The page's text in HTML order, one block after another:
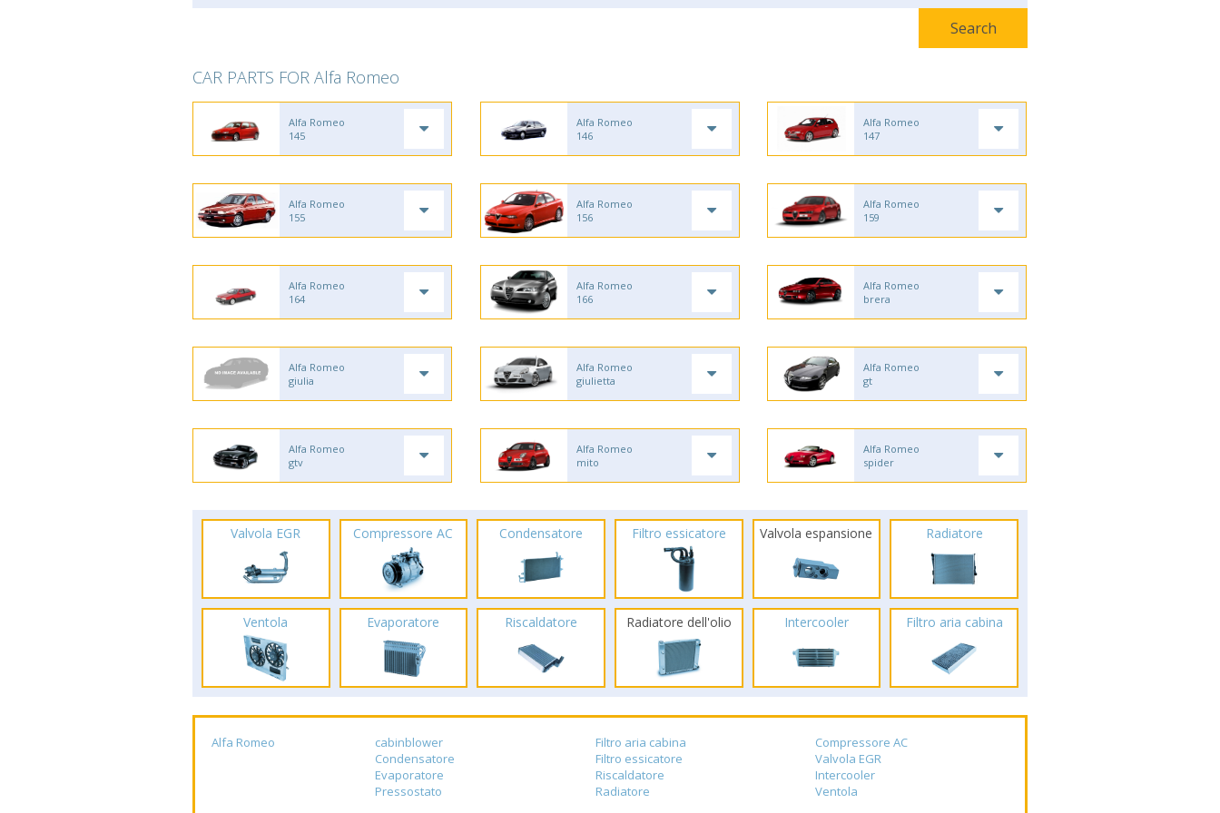
CAR PARTS FOR Alfa Romeo
Alfa Romeo
145
Alfa Romeo
146
Alfa Romeo
147
Alfa Romeo
155
Alfa Romeo
156
Alfa Romeo
159
Alfa Romeo
164
Alfa Romeo
166
Alfa Romeo
brera
Alfa Romeo
giulia
Alfa Romeo
giulietta
Alfa Romeo
gt
Alfa Romeo
gtv
Alfa Romeo
mito
Alfa Romeo
spider
Valvola EGR Compressore AC Condensatore Filtro essicatore Valvola espansione Radiatore
Ventola Evaporatore Riscaldatore Radiatore dell'olio Intercooler Filtro aria cabina
Alfa Romeo cabinblower Filtro aria cabina
Compressore AC
Condensatore
Filtro essicatore
Valvola EGR
Evaporatore
Riscaldatore
Intercooler
Pressostato
Radiatore Ventola